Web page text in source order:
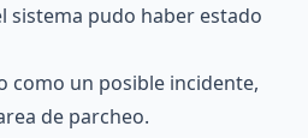
sistema pudo haber estado
como un posible incidente,
de parcheo.